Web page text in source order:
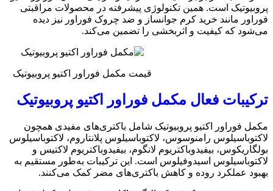
پروبیوتیک است. همین تکنولوژی پیشرفته در محصولات مراقبتی
فوراور مانند خرید کرم جوانساز و ضد چروک فوراور نیز دیده
می‌شود که کیفیت و اثربخشی را تضمین می‌کند.
قیمت مکمل فوراور اکتیو پروبیوتیک
ترکیبات فعال مکمل فوراور اکتیو پروبیوتیک
مکمل فوراور اکتیو پروبیوتیک شامل باکتری‌های مفیدی همچون
لاکتوباسیلوس رامنوسوس، لاکتوباسیلوس پلانتاروم، لاکتوباسیلوس
بولگاریکوس، بیفیدوباکتریوم لانگوم، بیفیدوباکتریوم لاکتیس و
لاکتوباسیلوس اسیدوفیلوس است. این ترکیبات به‌طور مستقیم به
بهبود عملکرد روده و کاهش باکتری‌های مضر کمک می‌کنند.